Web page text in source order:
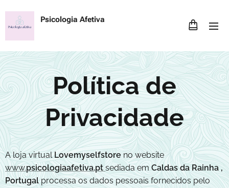
Psicologia Afetiva
Política de
Privacidade
A loja virtualLovemyselfstoreno website
www.psicologiaafetiva.pt sediada emCaldas da Rainha ,
Portugalprocessa os dados pessoais fornecidos pelo